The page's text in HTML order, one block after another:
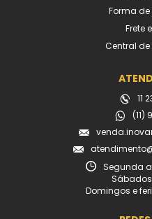
Forma
Frete
Central
11
(11)
Segunda
Domingos e